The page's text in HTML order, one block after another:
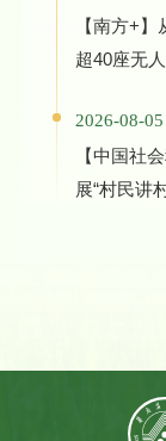
【南方+
超40座无
2026-08-05
【中国社
展“村民讲